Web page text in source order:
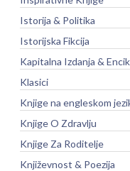
Istorija & Politika
Istorijska Fikcija
Kapitalna Izdanja &
Klasici
Knjige na engleskom
Knjige O Zdravlju
Knjige Za Roditelje
Književnost & Poezija